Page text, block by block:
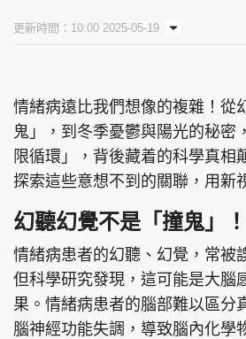
東周刊 cazbuyer
PCM 電腦廣場 星島頭條
頭條日報 星島環球
更新時間：10:00 2025-05-19
情緒病遠比我們想像的複雜！從
鬼」，到冬季憂鬱與陽光的秘密
限循環」，背後藏着的科學真相
探索這些意想不到的關聯，用新
幻聽幻覺不是「撞鬼」！
情緒病患者的幻聽、幻覺，常被
但科學研究發現，這可能是大腦
果。情緒病患者的腦部難以區分
腦神經功能失調，導致腦內化學